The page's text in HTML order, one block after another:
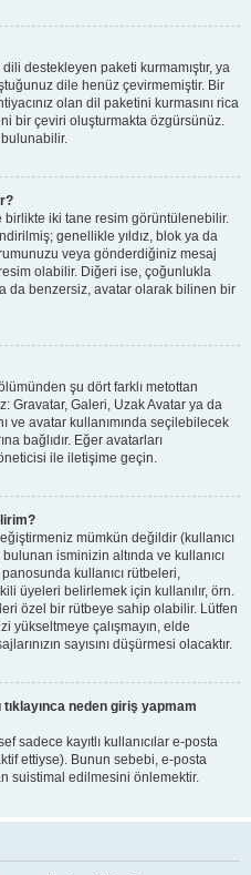
destekleyen paketi kurmamıştır, ya
dile henüz çevirmemiştir. Bir
olan dil paketini kurmasını rica
bir çeviri oluşturmakta özgürsünüz.
birlikte iki tane resim görüntülenebilir.
genellikle yıldız, blok ya da
veya gönderdiğiniz mesaj
olabilir. Diğeri ise, çoğunlukla
da benzersiz, avatar olarak bilinen bir
şu dört farklı metottan
Gravatar, Galeri, Uzak Avatar ya da
ve avatar kullanımında seçilebilecek
bağlıdır. Eğer avatarları
ile iletişime geçin.
mümkün değildir (kullanıcı
isminizin altında ve kullanıcı
kullanıcı rütbeleri,
üyeleri belirlemek için kullanılır, örn.
özel bir rütbeye sahip olabilir. Lütfen
yükseltmeye çalışmayın, elde
sayısını düşürmesi olacaktır.
tıklayınca neden giriş yapmam
sadece kayıtlı kullanıcılar e-posta
ettiyse). Bunun sebebi, e-posta
suistimal edilmesini önlemektir.